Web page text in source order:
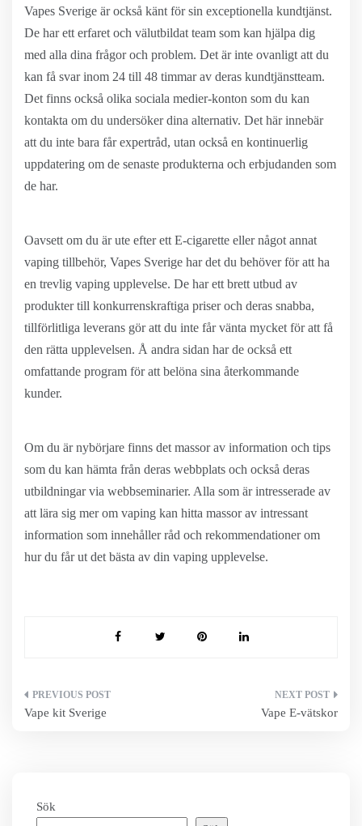
Vapes Sverige är också känt för sin exceptionella kundtjänst.
De har ett erfaret och välutbildat team som kan hjälpa dig
med alla dina frågor och problem. Det är inte ovanligt att du
kan få svar inom 24 till 48 timmar av deras kundtjänstteam.
Det finns också olika sociala medier-konton som du kan
kontakta om du undersöker dina alternativ. Det här innebär
att du inte bara får expertråd, utan också en kontinuerlig
uppdatering om de senaste produkterna och erbjudanden som
de har.
Oavsett om du är ute efter ett E-cigarette eller något annat
vaping tillbehör, Vapes Sverige har det du behöver för att ha
en trevlig vaping upplevelse. De har ett brett utbud av
produkter till konkurrenskraftiga priser och deras snabba,
tillförlitliga leverans gör att du inte får vänta mycket för att få
den rätta upplevelsen. Å andra sidan har de också ett
omfattande program för att belöna sina återkommande
kunder.
Om du är nybörjare finns det massor av information och tips
som du kan hämta från deras webbplats och också deras
utbildningar via webbseminarier. Alla som är intresserade av
att lära sig mer om vaping kan hitta massor av intressant
information som innehåller råd och rekommendationer om
hur du får ut det bästa av din vaping upplevelse.
Inläggsnavigering
Vape kit Sverige Vape E-vätskor
Sök